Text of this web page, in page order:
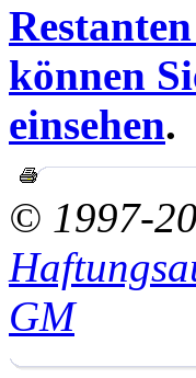
können
einsehen.
© 1997-
GM